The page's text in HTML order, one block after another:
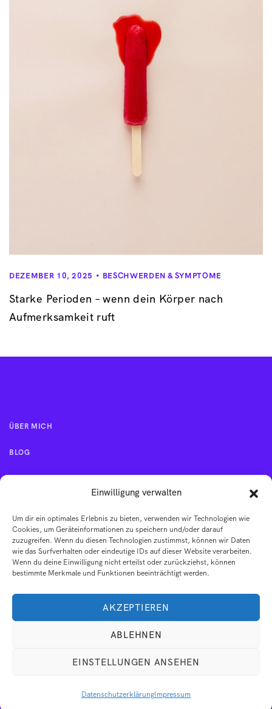
Einwilligung verwalten
Um dir ein optimales Erlebnis zu bieten, verwenden wir Technologien wie
Cookies, um Geräteinformationen zu speichern und/oder darauf
zuzugreifen. Wenn du diesen Technologien zustimmst, können wir Daten
wie das Surfverhalten oder eindeutige IDs auf dieser Website verarbeiten.
Wenn du deine Einwilligung nicht erteilst oder zurückziehst, können
bestimmte Merkmale und Funktionen beeinträchtigt werden.
AKZEPTIEREN
ABLEHNEN
EINSTELLUNGEN ANSEHEN
DatenschutzerklärungImpressum
DEZEMBER 10, 2025 BESCHWERDEN & SYMPTOME
Starke Perioden – wenn dein Körper nach
Aufmerksamkeit ruft
ÜBER MICH
BLOG
IMPRESSUM
AGB
DATENSCHUTZERKLÄRUNG